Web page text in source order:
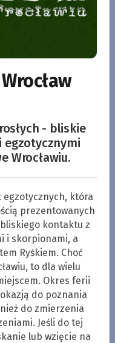
- bliskie
egzotycznymi
Wrocławiu.
egzotycznych, która
prezentowanych
kontaktu z
i skorpionami, a
Ryśkiem. Choć
to dla wielu
Okres ferii
do poznania
do zmierzenia
Jeśli do tej
lub wzięcie na